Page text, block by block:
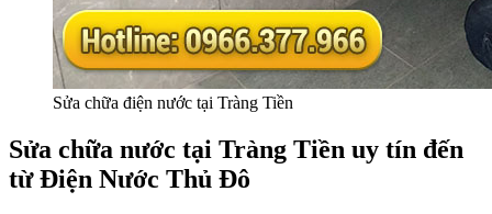
Sửa chữa điện nước tại Tràng Tiền
Sửa chữa nước tại Tràng Tiền uy tín đến
từ Điện Nước Thủ Đô